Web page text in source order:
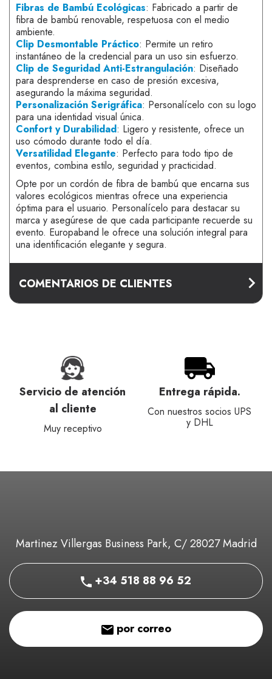
Fibras de Bambú Ecológicas: Fabricado a partir de
fibra de bambú renovable, respetuosa con el medio
ambiente.
Clip Desmontable Práctico: Permite un retiro
instantáneo de la credencial para un uso sin esfuerzo.
Clip de Seguridad Anti-Estrangulación: Diseñado
para desprenderse en caso de presión excesiva,
asegurando la máxima seguridad.
Personalización Serigráfica: Personalícelo con su logo
para una identidad visual única.
Confort y Durabilidad: Ligero y resistente, ofrece un
uso cómodo durante todo el día.
Versatilidad Elegante: Perfecto para todo tipo de
eventos, combina estilo, seguridad y practicidad.
Opte por un cordón de fibra de bambú que encarna sus
valores ecológicos mientras ofrece una experiencia
óptima para el usuario. Personalícelo para destacar su
marca y asegúrese de que cada participante recuerde su
evento. Europaband le ofrece una solución integral para
una identificación elegante y segura.
COMENTARIOS DE CLIENTES
Servicio de atención
al cliente
Muy receptivo
Entrega rápida.
Con nuestros socios UPS
y DHL
Martinez Villergas Business Park, C/ 28027 Madrid
+34 518 88 96 52
por correo